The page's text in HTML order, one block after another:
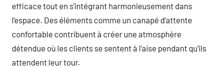
efficace tout en s’intégrant harmonieusement dans
l’espace. Des éléments comme un canapé d’attente
confortable contribuent à créer une atmosphère
détendue où les clients se sentent à l’aise pendant qu’ils
attendent leur tour.